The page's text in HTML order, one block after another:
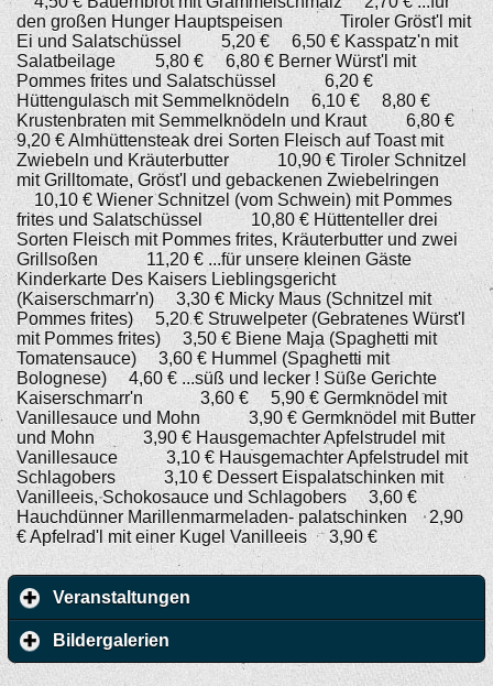
den großen Hunger Hauptspeisen Tiroler Gröst'l mit
Ei und Salatschüssel 5,20 € 6,50 € Kasspatz'n mit
Salatbeilage 5,80 € 6,80 € Berner Würst'l mit
Pommes frites und Salatschüssel 6,20 €
Hüttengulasch mit Semmelknödeln 6,10 € 8,80 €
Krustenbraten mit Semmelknödeln und Kraut 6,80 €
9,20 € Almhüttensteak drei Sorten Fleisch auf Toast mit
Zwiebeln und Kräuterbutter 10,90 € Tiroler Schnitzel
mit Grilltomate, Gröst'l und gebackenen Zwiebelringen
10,10 € Wiener Schnitzel (vom Schwein) mit Pommes
frites und Salatschüssel 10,80 € Hüttenteller drei
Sorten Fleisch mit Pommes frites, Kräuterbutter und zwei
Grillsoßen 11,20 € ...für unsere kleinen Gäste
Kinderkarte Des Kaisers Lieblingsgericht
(Kaiserschmarr'n) 3,30 € Micky Maus (Schnitzel mit
Pommes frites) 5,20 € Struwelpeter (Gebratenes Würst'l
mit Pommes frites) 3,50 € Biene Maja (Spaghetti mit
Tomatensauce) 3,60 € Hummel (Spaghetti mit
Bolognese) 4,60 € ...süß und lecker ! Süße Gerichte
Kaiserschmarr'n 3,60 € 5,90 € Germknödel mit
Vanillesauce und Mohn 3,90 € Germknödel mit Butter
und Mohn 3,90 € Hausgemachter Apfelstrudel mit
Vanillesauce 3,10 € Hausgemachter Apfelstrudel mit
Schlagobers 3,10 € Dessert Eispalatschinken mit
Vanilleeis, Schokosauce und Schlagobers 3,60 €
Hauchdünner Marillenmarmeladen- palatschinken 2,90
€ Apfelrad'l mit einer Kugel Vanilleeis 3,90 €
Veranstaltungen
Bildergalerien